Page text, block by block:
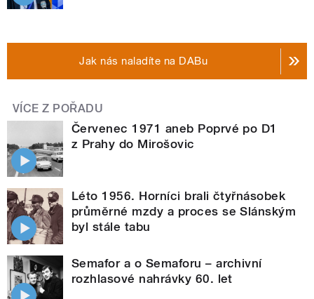
Jak nás naladíte na DABu
VÍCE Z POŘADU
Červenec 1971 aneb Poprvé po D1
z Prahy do Mirošovic
Léto 1956. Horníci brali čtyřnásobek
průměrné mzdy a proces se Slánským
byl stále tabu
Semafor a o Semaforu – archivní
rozhlasové nahrávky 60. let